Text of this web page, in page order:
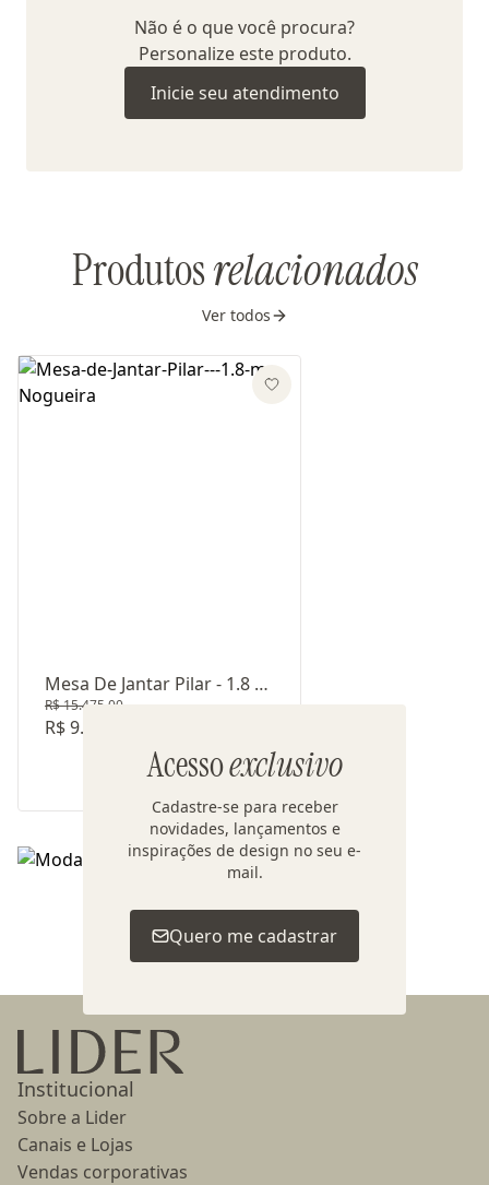
Não é o que você procura?
Personalize este produto.
Inicie seu atendimento
Produtosrelacionados
Ver todos
Mesa De Jantar Pilar - 1.8 M
- Nogueira
R$ 15.475,00
R$ 9.675,00
Acessoexclusivo
Cadastre-se para receber
novidades, lançamentos e
inspirações de design no seu e-
mail.
Quero me cadastrar
Voltar ao topo
Ir para a página inicial
Institucional
Sobre a Lider
Canais e Lojas
Vendas corporativas